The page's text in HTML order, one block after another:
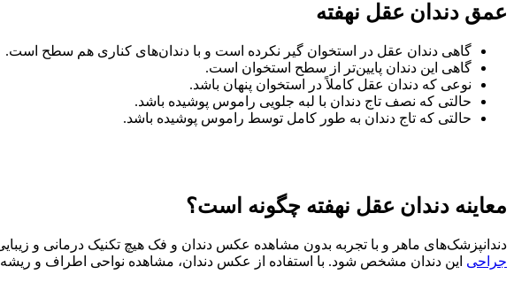
عمق دندان عقل نهفته
گاهی دندان عقل در استخوان گیر نکرده است و با دندان‌های کناری هم سطح است.
گاهی این دندان پایین‌تر از سطح استخوان است.
نوعی که دندان عقل کاملاً در استخوان پنهان باشد.
حالتی که نصف تاج دندان با لبه جلویی راموس پوشیده باشد.
حالتی که تاج دندان به طور کامل توسط راموس پوشیده باشد.
معاینه دندان عقل نهفته چگونه است؟
دندانپزشک‌های ماهر و با تجربه بدون مشاهده عکس دندان و فک هیچ تکنیک درمانی و
جراحی این دندان مشخص شود. با استفاده از عکس دندان، مشاهده نواحی اطراف و